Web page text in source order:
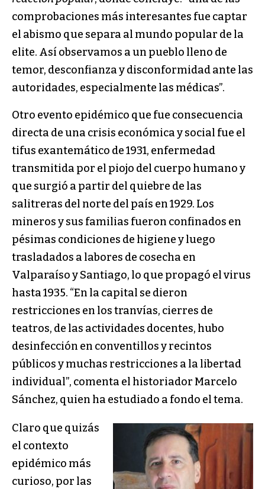
comprobaciones más interesantes fue captar
el abismo que separa al mundo popular de la
elite. Así observamos a un pueblo lleno de
temor, desconfianza y disconformidad ante las
autoridades, especialmente las médicas”.
Otro evento epidémico que fue consecuencia
directa de una crisis económica y social fue el
tifus exantemático de 1931, enfermedad
transmitida por el piojo del cuerpo humano y
que surgió a partir del quiebre de las
salitreras del norte del país en 1929. Los
mineros y sus familias fueron confinados en
pésimas condiciones de higiene y luego
trasladados a labores de cosecha en
Valparaíso y Santiago, lo que propagó el virus
hasta 1935. “En la capital se dieron
restricciones en los tranvías, cierres de
teatros, de las actividades docentes, hubo
desinfección en conventillos y recintos
públicos y muchas restricciones a la libertad
individual”, comenta el historiador Marcelo
Sánchez, quien ha estudiado a fondo el tema.
Claro que quizás
el contexto
epidémico más
curioso, por las